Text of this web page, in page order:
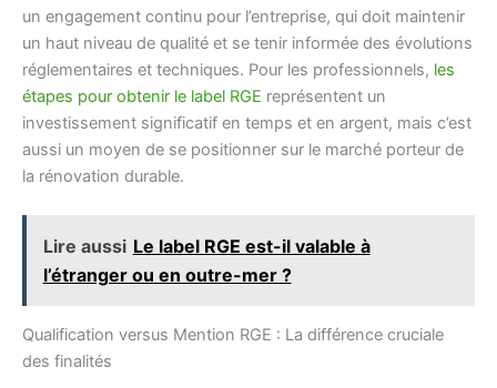
un engagement continu pour l’entreprise, qui doit maintenir
un haut niveau de qualité et se tenir informée des évolutions
réglementaires et techniques. Pour les professionnels, les
étapes pour obtenir le label RGE représentent un
investissement significatif en temps et en argent, mais c’est
aussi un moyen de se positionner sur le marché porteur de
la rénovation durable.
Lire aussi Le label RGE est-il valable à
l’étranger ou en outre-mer ?
Qualification versus Mention RGE : La différence cruciale
des finalités